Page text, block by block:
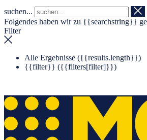
suchen...
Folgendes haben wir zu {{searchstring}}
Filter
Alle Ergebnisse ({{results.length}})
{{filter}} ({{filters[filter]}})